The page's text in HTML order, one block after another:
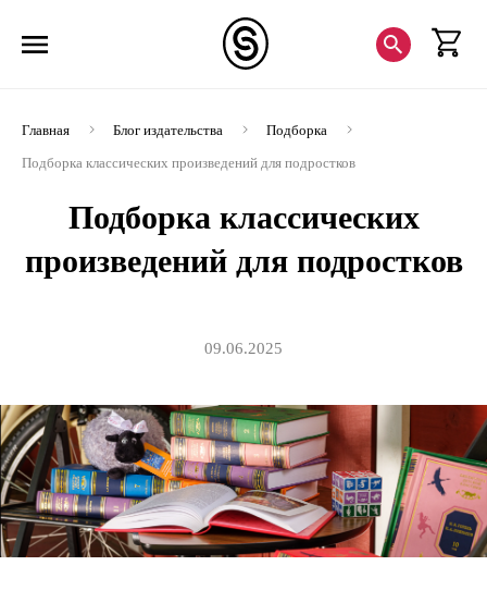
Главная Блог издательства
Подборка
Подборка классических произведений для подростков
Подборка классических
произведений для подростков
09.06.2025